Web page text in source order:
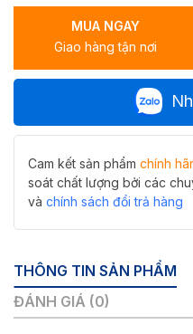
KF-
1316
đồng
vàng
xước,
thiết
cong
độc
đáo
MUA NGAY
Giao hàng tận nơi
Cam kết sản phẩm chính
soát chất lượng bởi các
và chính sách đổi trả hàng
THÔNG TIN SẢN PHẨM
ĐÁNH GIÁ (0)